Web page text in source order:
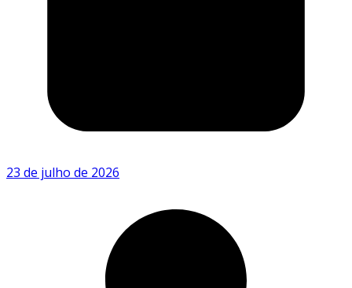
23 de julho de 2026